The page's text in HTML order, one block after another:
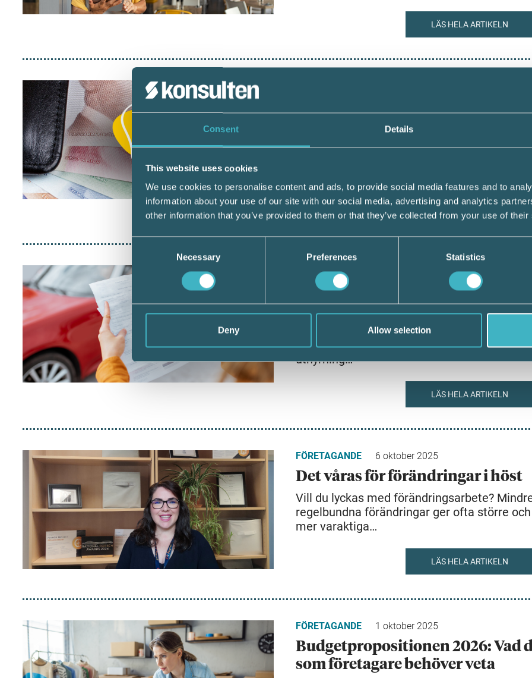
Consent Details
This website uses cookies
We use cookies to personalise content and ads, to provide social media features and to
information about your use of our site with our social media, advertising and analytics
other information that you’ve provided to them or that they’ve collected from your use of
Necessary Preferences Statistics
Deny Allow selection
LÄS HELA ARTIKELN
rådgivning om visselblåsning
Senast den 17 november kan arbetsgivar-
LÄS HELA ARTIKELN
FÖRETAGANDE
Skärpta krav för moms på
parkeringsplatser
Skatteverket har i ett nytt ställningstagande
daterat den 30 september 2025 förtydligat
uthyrning…
LÄS HELA ARTIKELN
FÖRETAGANDE 6 oktober 2025
Det våras för förändringar i höst
Vill du lyckas med förändringsarbete?
regelbundna förändringar ger ofta större och
mer varaktiga…
LÄS HELA ARTIKELN
FÖRETAGANDE 1 oktober 2025
Budgetpropositionen 2026: Vad
som företagare behöver veta